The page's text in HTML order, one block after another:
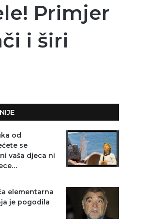
Primjer
i širi
od
se
vaša djeca ni
elementarna
je pogodila